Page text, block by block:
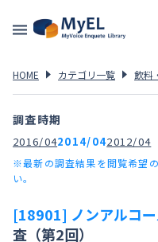
HOME カテゴリ一覧 飲料
調査時期
2016/042014/042012/04
※最新の調査結果を閲覧希望
い。
[18901] ノンアルコ
査（第2回）